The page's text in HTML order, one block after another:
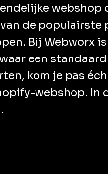
webshop
de populairste
Bij Webworx
een
kom je pas
webshop. In